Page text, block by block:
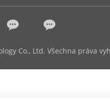
Co., Ltd. Všechna práva